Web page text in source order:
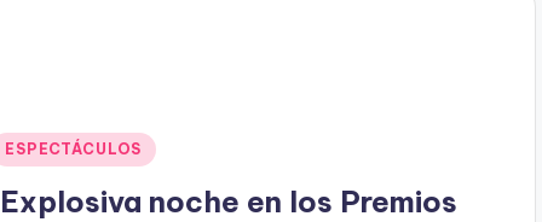
ESPECTÁCULOS
noche en los Premios